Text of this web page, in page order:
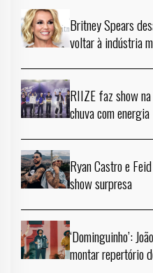
Britney Spears
voltar à indústria
RIIZE faz show
chuva com energia
Ryan Castro e
show surpresa
‘Dominguinho’:
montar repertório